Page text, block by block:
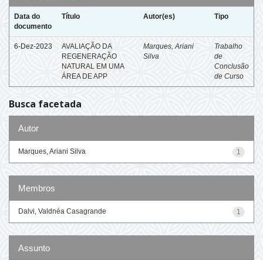
Data do
documento
Título Autor(es) Tipo
6-Dez-2023
AVALIAÇÃO DA
REGENERAÇÃO
NATURAL EM UMA
ÁREA DE APP
Marques, Ariani
Silva
Trabalho
de
Conclusão
de Curso
Busca facetada
Autor
1
Marques, Ariani Silva
Membros
1
Dalvi, Valdnéa Casagrande
Assunto